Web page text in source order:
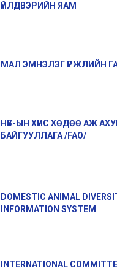
ҮЙЛДВЭРИЙН ЯАМ
МАЛ ЭМНЭЛЭГ ҮРЖЛИЙН
НҮБ-ЫН ХҮНС ХӨДӨӨ АЖ
БАЙГУУЛЛАГА /FAO/
DOMESTIC ANIMAL
INFORMATION SYSTEM
INTERNATIONAL